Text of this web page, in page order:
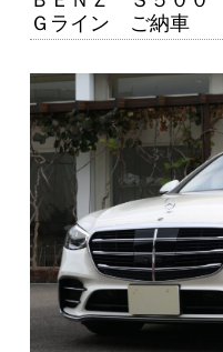
Ｇライン ご納車